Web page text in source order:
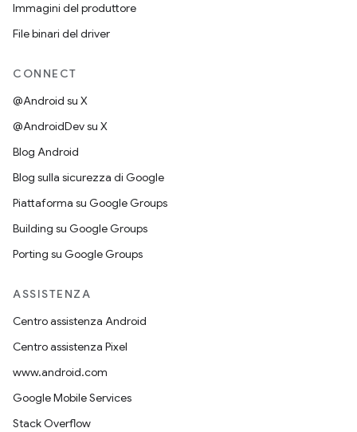
Immagini del produttore
File binari del driver
CONNECT
@Android su X
@AndroidDev su X
Blog Android
Blog sulla sicurezza di Google
Piattaforma su Google Groups
Building su Google Groups
Porting su Google Groups
ASSISTENZA
Centro assistenza Android
Centro assistenza Pixel
www.android.com
Google Mobile Services
Stack Overflow